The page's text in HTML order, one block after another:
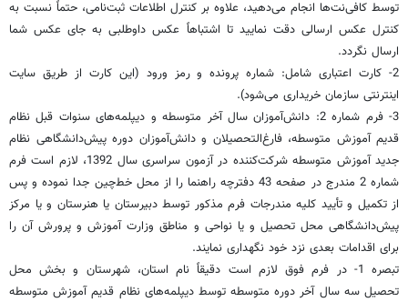
توسط کافی‌نت‌ها انجام می‌دهید، علاوه بر کنترل اطلاعات ثبت‌نامی، حتماً نسبت به
کنترل عکس ارسالی دقت نمایید تا اشتباهاً عکس داوطلبی به جای عکس شما
ارسال نگردد.
2- کارت اعتباری شامل:‌ شماره پرونده و رمز ورود (این کارت از طریق سایت
اینترنتی سازمان خریداری می‌شود).
3- فرم‌ شماره‌ 2: دانش‌آموزان ‌سال‌ آخر متوسطه‌ و دیپلمه‌های‌ سنوات‌ قبل‌ نظام
‌قدیم ‌آموزش‌ متوسطه‌، فارغ‌التحصیلان‌ و دانش‌آموزان‌ دوره‌ پیش‌دانشگاهی ‌نظام‌
جدید آموزش‌ متوسطه‌ شرکت‌کننده‌ در آزمون‌ سراسری‌ سال‌ 1392، لازم‌ است‌ فرم‌
شماره‌ 2 مندرج‌ در صفحه 43 دفترچه‌ راهنما را از محل‌ خط‌چین‌ جدا نموده‌ و پس‌
از تکمیل‌ و تأیید کلیه‌ مندرجات‌ فرم‌ مذکور توسط دبیرستان‌ یا هنرستان‌ و یا مرکز
پیش‌دانشگاهی‌ محل‌ تحصیل‌ و یا نواحی ‌و مناطق‌ وزارت‌ آموزش‌ و پرورش‌ آن را
برای اقدامات بعدی نزد خود نگهداری نمایند.
تبصره ‌1- در فرم‌ فوق‌ لازم‌ است‌ دقیقاً نام‌ استان‌، شهرستان‌ و بخش‌ محل‌
تحصیل‌ سه‌ سال‌ آخر دوره‌ متوسطه‌ توسط دیپلمه‌های‌ نظام‌ قدیم‌ آموزش‌ متوسطه